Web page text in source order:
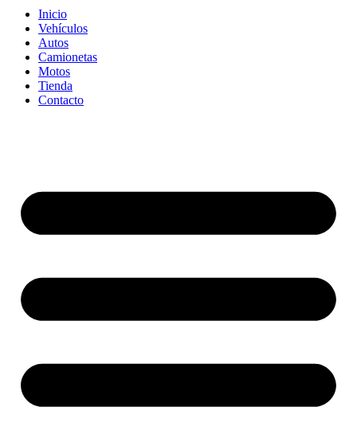
Inicio
Vehículos
Autos
Camionetas
Motos
Tienda
Contacto